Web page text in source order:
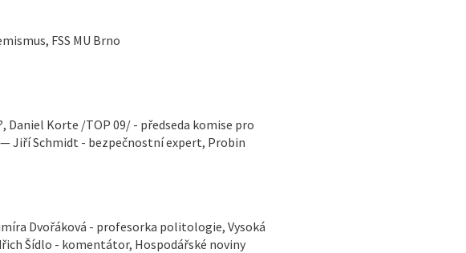
FSS MU Brno
Daniel Korte /TOP 09/ - předseda komise pro
Jiří Schmidt - bezpečnostní expert, Probin
Dvořáková - profesorka politologie, Vysoká
Šídlo - komentátor, Hospodářské noviny